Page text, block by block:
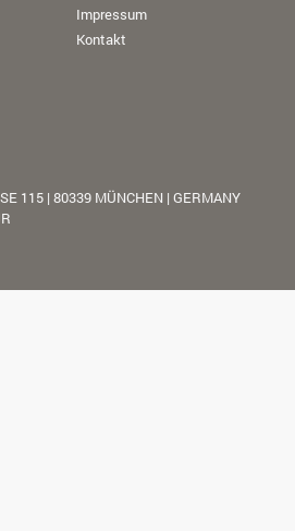
Impressum
Kontakt
115 | 80339 MÜNCHEN | GERMANY